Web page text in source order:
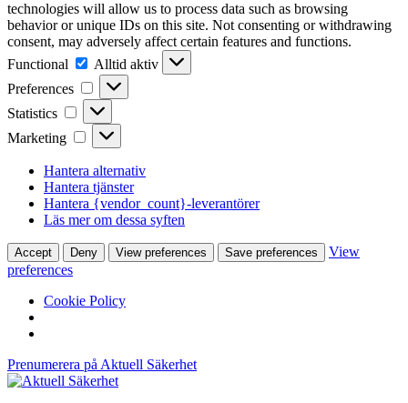
technologies will allow us to process data such as browsing
behavior or unique IDs on this site. Not consenting or withdrawing
consent, may adversely affect certain features and functions.
Functional
Functional
Alltid aktiv
Preferences
Preferences
Statistics Statistics
Marketing Marketing
Hantera alternativ
Hantera tjänster
Hantera {vendor_count}-leverantörer
Läs mer om dessa syften
Accept Deny View preferences Save preferences
View
preferences
Cookie Policy
Prenumerera på Aktuell Säkerhet